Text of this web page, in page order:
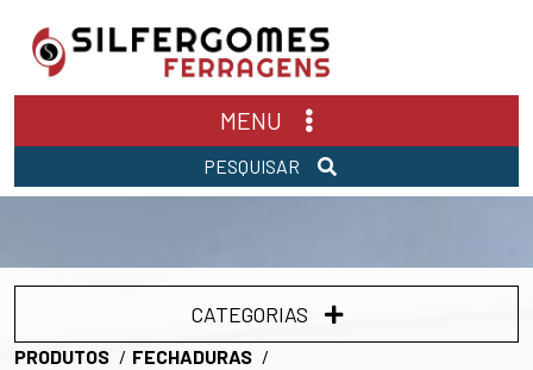
MENU
PESQUISAR
CATEGORIAS
PRODUTOS
FECHADURAS